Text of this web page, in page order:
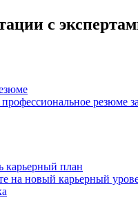
с
резюме
карьерный план
на новый карьерный